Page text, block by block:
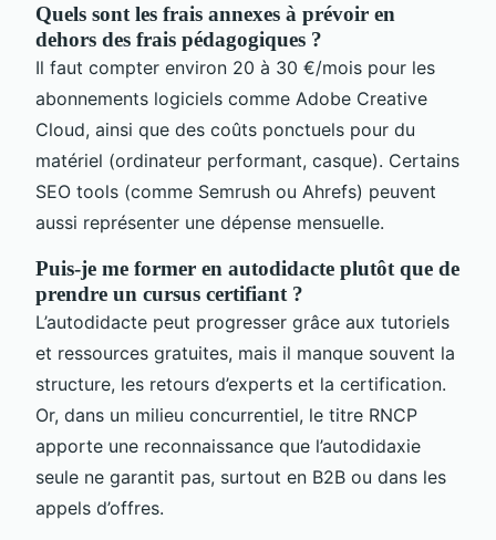
Quels sont les frais annexes à prévoir en
dehors des frais pédagogiques ?
Il faut compter environ 20 à 30 €/mois pour les
abonnements logiciels comme Adobe Creative
Cloud, ainsi que des coûts ponctuels pour du
matériel (ordinateur performant, casque). Certains
SEO tools (comme Semrush ou Ahrefs) peuvent
aussi représenter une dépense mensuelle.
Puis-je me former en autodidacte plutôt que de
prendre un cursus certifiant ?
L’autodidacte peut progresser grâce aux tutoriels
et ressources gratuites, mais il manque souvent la
structure, les retours d’experts et la certification.
Or, dans un milieu concurrentiel, le titre RNCP
apporte une reconnaissance que l’autodidaxie
seule ne garantit pas, surtout en B2B ou dans les
appels d’offres.